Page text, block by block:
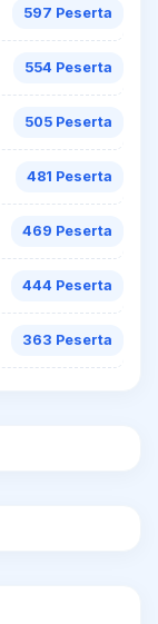
597 Peserta
554 Peserta
505 Peserta
481 Peserta
469 Peserta
444 Peserta
363 Peserta